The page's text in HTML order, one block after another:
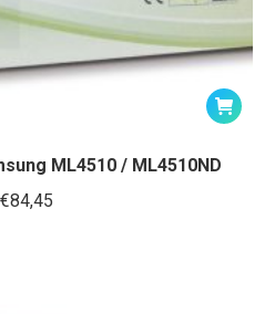
ML4510 / ML4510ND
€84,45